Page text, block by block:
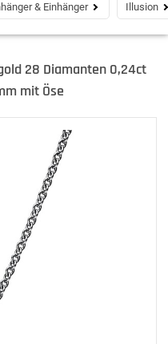
& Einhänger Illusion
28 Diamanten 0,24ct
mit Öse